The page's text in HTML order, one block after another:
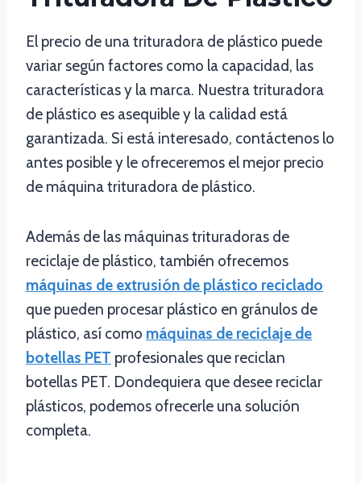
El precio de una trituradora de plástico puede
variar según factores como la capacidad, las
características y la marca. Nuestra trituradora
de plástico es asequible y la calidad está
garantizada. Si está interesado, contáctenos lo
antes posible y le ofreceremos el mejor precio
de máquina trituradora de plástico.
Además de las máquinas trituradoras de
reciclaje de plástico, también ofrecemos
máquinas de extrusión de plástico reciclado
que pueden procesar plástico en gránulos de
plástico, así como máquinas de reciclaje de
botellas PET profesionales que reciclan
botellas PET. Dondequiera que desee reciclar
plásticos, podemos ofrecerle una solución
completa.